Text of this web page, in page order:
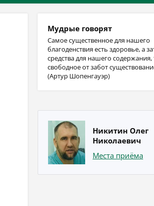
Мудрые говорят
Самое существенное для нашего
благоденствия есть здоровье, а
средства для нашего содержания,
свободное от забот
(Артур Шопенгауэр)
Никитин Олег
Николаевич
Места приёма